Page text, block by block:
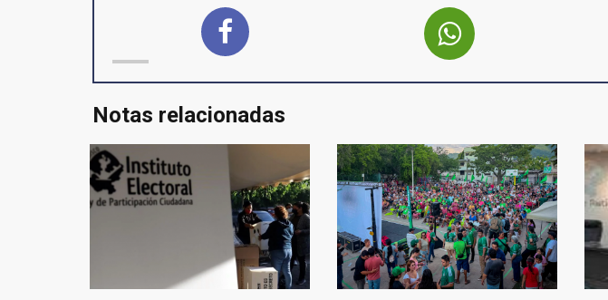
Notas relacionadas